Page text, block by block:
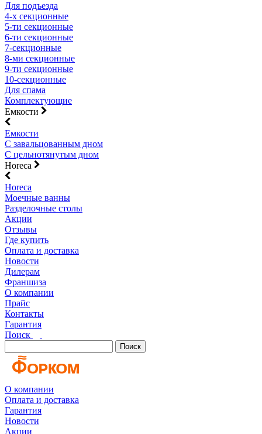
Для подъезда
4-х секционные
5-ти секционные
6-ти секционные
7-секционные
8-ми секционные
9-ти секционные
10-секционные
Для спама
Комплектующие
Емкости
Емкости
С завальцованным дном
С цельнотянутым дном
Horeca
Horeca
Моечные ванны
Разделочные столы
Акции
Отзывы
Где купить
Оплата и доставка
Новости
Дилерам
Франшиза
О компании
Прайс
Контакты
Гарантия
Поиск
Поиск
О компании
Оплата и доставка
Гарантия
Новости
Акции